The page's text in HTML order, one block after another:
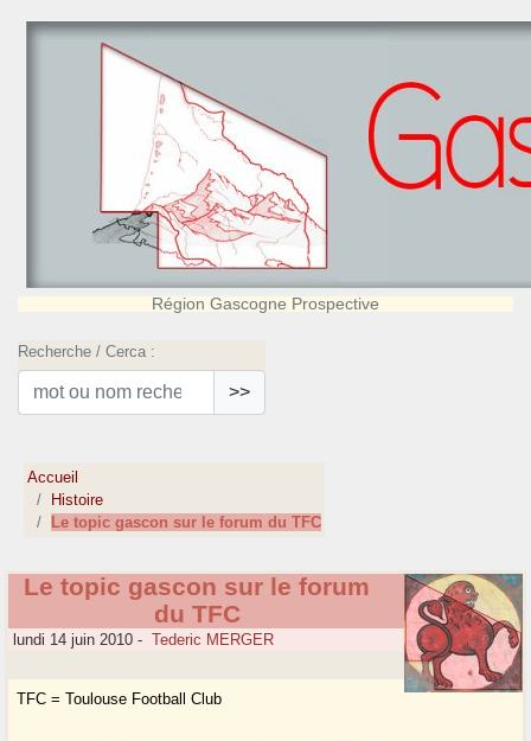
Région Gascogne Prospective
Recherche / Cerca :
>>
Accueil
Histoire
Le topic gascon sur le forum du TFC
Le topic gascon sur le forum
du TFC
lundi 14 juin 2010 - Tederic MERGER
TFC = Toulouse Football Club